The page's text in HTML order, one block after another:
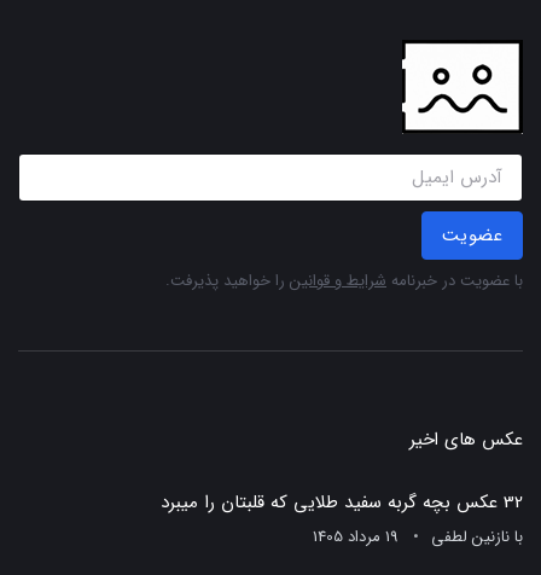
عضویت
با عضویت در خبرنامه شرایط و قوانین را خواهید پذیرفت.
عکس های اخیر
32 عکس بچه گربه سفید طلایی که قلبتان را میبرد
بانازنین لطفی 19 مرداد 1405